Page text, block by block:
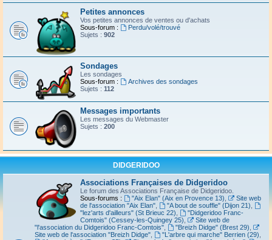
Petites annonces
Vos petites annonces de ventes ou d'achats
Sous-forum :
Perdu/volé/trouvé
Sujets : 902
Sondages
Les sondages
Sous-forum :
Archives des sondages
Sujets : 112
Messages importants
Les messages du Webmaster
Sujets : 200
DIDGERIDOO
Associations Françaises de Didgeridoo
Le forum des Associations Française de Didgeridoo.
Sous-forums :
"Aix Elan" (Aix en Provence 13)
Site web
de l'association "Aix Elan"
"A bout de souffle" (Dijon 21)
"lez'arts d'ailleurs" (St Brieuc 22)
"Didgeridoo Franc-
Comtois" (Cessey-les-Quingey 25)
Site web de
"l'association du Didgeridoo Franc-Comtois"
"Breizh Didge" (Brest 29)
Site web de l'association "Breizh Didge"
"L'arbre qui marche" Berrien (29)